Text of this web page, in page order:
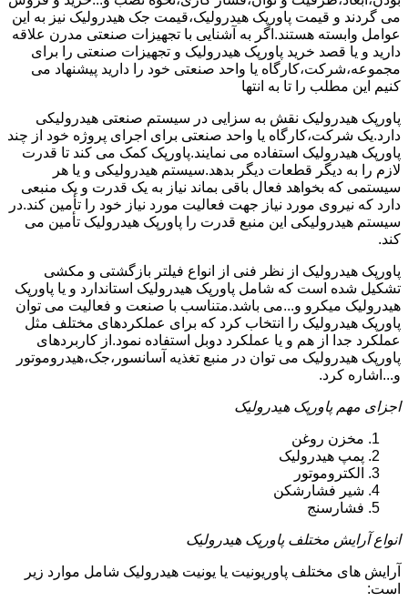
می گردند و قیمت پاورپک هیدرولیک،قیمت جک هیدرولیک نیز به این
عوامل وابسته هستند.اگر به آشنایی با تجهیزات صنعتی مدرن علاقه
دارید و یا قصد خرید پاورپک هیدرولیک و تجهیزات صنعتی را برای
مجموعه،شرکت،کارگاه یا واحد صنعتی خود را دارید پیشنهاد می
کنیم این مطلب را تا به انتها
پاورپک هیدرولیک نقش به سزایی در سیستم صنعتی هیدرولیکی
دارد.یک شرکت،کارگاه یا واحد صنعتی برای اجرای پروژه خود از چند
پاورپک هیدرولیک استفاده می نمایند.پاورپک کمک می کند تا قدرت
لازم را به دیگر قطعات دیگر بدهد.سیستم هیدرولیکی و یا هر
سیستمی که بخواهد فعال باقی بماند نیاز به یک قدرت و یک منبعی
دارد که نیروی مورد نیاز جهت فعالیت مورد نیاز خود را تأمین کند.در
سیستم هیدرولیکی این منبع قدرت را پاورپک هیدرولیک تأمین می
کند.
پاورپک هیدرولیک از نظر فنی از انواع فیلتر بازگشتی و مکشی
تشکیل شده است که شامل پاورپک هیدرولیک استاندارد و یا پاورپک
هیدرولیک میکرو و...می باشد.متناسب با صنعت و فعالیت می توان
پاورپک هیدرولیک را انتخاب کرد که برای عملکردهای مختلف مثل
عملکرد جدا از هم و یا عملکرد دوبل استفاده نمود.از کاربردهای
پاورپک هیدرولیک می توان در منبع تغذیه آسانسور،جک،هیدروموتور
و...اشاره کرد.
اجزای مهم پاورپک هیدرولیک
مخزن روغن
پمپ هیدرولیک
الکتروموتور
شیر فشارشکن
فشارسنج
انواع آرایش مختلف پاورپک هیدرولیک
آرایش های مختلف پاوریونیت یا یونیت هیدرولیک شامل موارد زیر
است: